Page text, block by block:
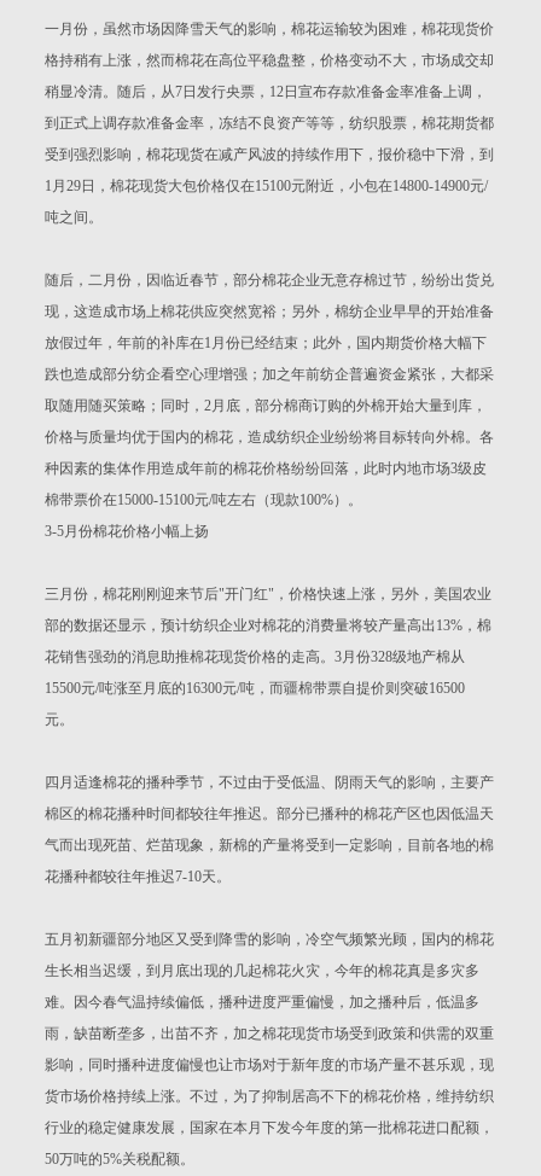
一月份，虽然市场因降雪天气的影响，棉花运输较为困难，棉花现货价
格持稍有上涨，然而棉花在高位平稳盘整，价格变动不大，市场成交却
稍显冷清。随后，从7日发行央票，12日宣布存款准备金率准备上调，
到正式上调存款准备金率，冻结不良资产等等，纺织股票，棉花期货都
受到强烈影响，棉花现货在减产风波的持续作用下，报价稳中下滑，到
1月29日，棉花现货大包价格仅在15100元附近，小包在14800-14900元/
吨之间。
随后，二月份，因临近春节，部分棉花企业无意存棉过节，纷纷出货兑
现，这造成市场上棉花供应突然宽裕；另外，棉纺企业早早的开始准备
放假过年，年前的补库在1月份已经结束；此外，国内期货价格大幅下
跌也造成部分纺企看空心理增强；加之年前纺企普遍资金紧张，大都采
取随用随买策略；同时，2月底，部分棉商订购的外棉开始大量到库，
价格与质量均优于国内的棉花，造成纺织企业纷纷将目标转向外棉。各
种因素的集体作用造成年前的棉花价格纷纷回落，此时内地市场3级皮
棉带票价在15000-15100元/吨左右（现款100%）。
3-5月份棉花价格小幅上扬
三月份，棉花刚刚迎来节后"开门红"，价格快速上涨，另外，美国农业
部的数据还显示，预计纺织企业对棉花的消费量将较产量高出13%，棉
花销售强劲的消息助推棉花现货价格的走高。3月份328级地产棉从
15500元/吨涨至月底的16300元/吨，而疆棉带票自提价则突破16500
元。
四月适逢棉花的播种季节，不过由于受低温、阴雨天气的影响，主要产
棉区的棉花播种时间都较往年推迟。部分已播种的棉花产区也因低温天
气而出现死苗、烂苗现象，新棉的产量将受到一定影响，目前各地的棉
花播种都较往年推迟7-10天。
五月初新疆部分地区又受到降雪的影响，冷空气频繁光顾，国内的棉花
生长相当迟缓，到月底出现的几起棉花火灾，今年的棉花真是多灾多
难。因今春气温持续偏低，播种进度严重偏慢，加之播种后，低温多
雨，缺苗断垄多，出苗不齐，加之棉花现货市场受到政策和供需的双重
影响，同时播种进度偏慢也让市场对于新年度的市场产量不甚乐观，现
货市场价格持续上涨。不过，为了抑制居高不下的棉花价格，维持纺织
行业的稳定健康发展，国家在本月下发今年度的第一批棉花进口配额，
50万吨的5%关税配额。